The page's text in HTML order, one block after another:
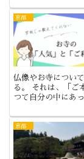
京都
仏像やお寺につい
る。 それは、「ご
つて自分の中にあ
京都